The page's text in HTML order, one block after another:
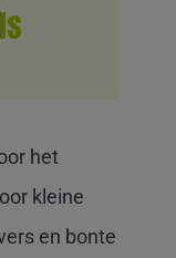
het
kleine
en bonte